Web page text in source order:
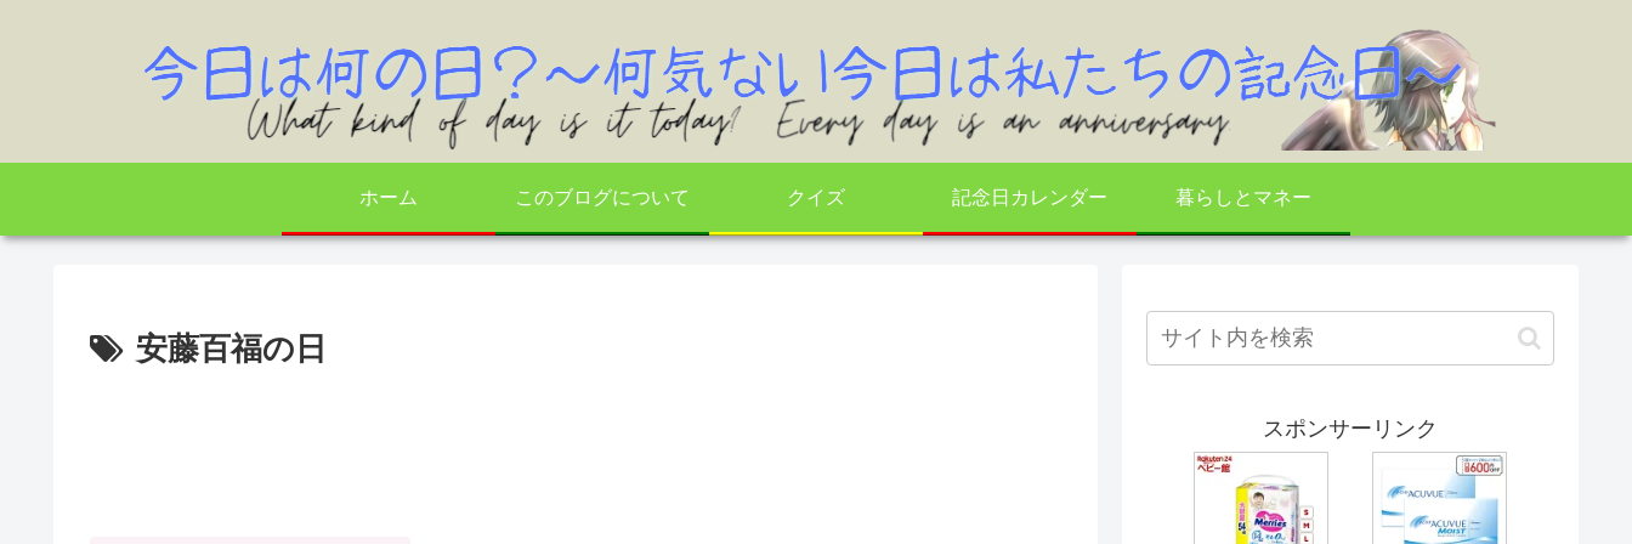
ホーム このブログについて クイズ 記念日カレンダー 暮らしとマネー
安藤百福の日
スポンサーリンク